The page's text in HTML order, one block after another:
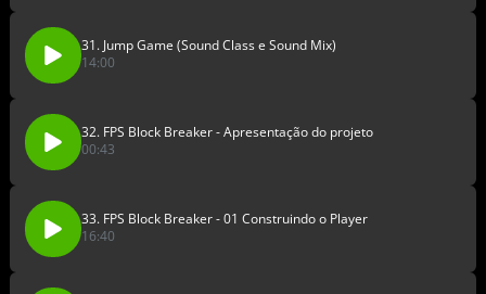
31. Jump Game (Sound Class e Sound Mix)
14:00
32. FPS Block Breaker - Apresentação do projeto
00:43
33. FPS Block Breaker - 01 Construindo o Player
16:40